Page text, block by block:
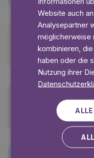
Pettersson und
Polly Pocket
Website auch
Analysepartner
möglicherweise
kombinieren,
haben oder die
Nutzung ihrer